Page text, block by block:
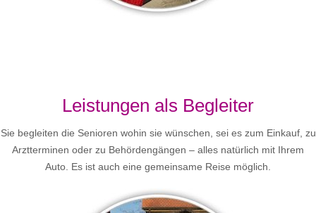
Leistungen als Begleiter
Sie begleiten die Senioren wohin sie wünschen, sei es zum Einkauf, zu
Arztterminen oder zu Behördengängen – alles natürlich mit Ihrem
Auto. Es ist auch eine gemeinsame Reise möglich.